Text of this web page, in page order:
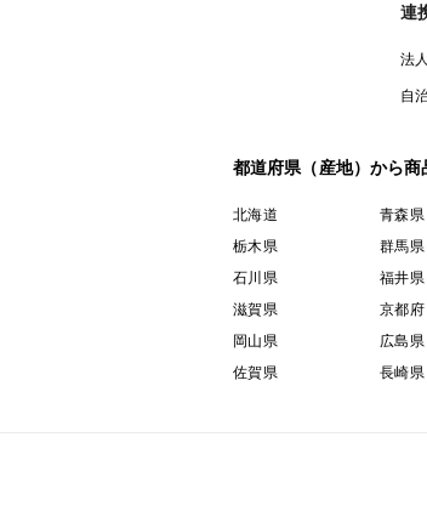
連
法
自
都道府県（産地）から商
北海道 青森県
栃木県
群馬県
石川県
福井県
滋賀県
京都府
岡山県
広島県
佐賀県
長崎県